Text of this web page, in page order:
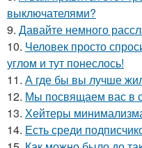
выключателями?
9. Давайте немного
10. Человек просто
углом и тут понеслось!
11. А где бы вы лучше
12. Мы посвящаем вас в
13. Хейтеры
14. Есть среди